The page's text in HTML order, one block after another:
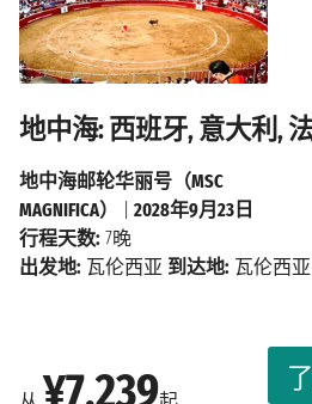
地中海: 西班牙, 意大利,
地中海邮轮华丽号（MSC
MAGNIFICA）
2028年9月23日
行程天数: 7晚
出发地: 瓦伦西亚 到达地: 瓦伦西亚